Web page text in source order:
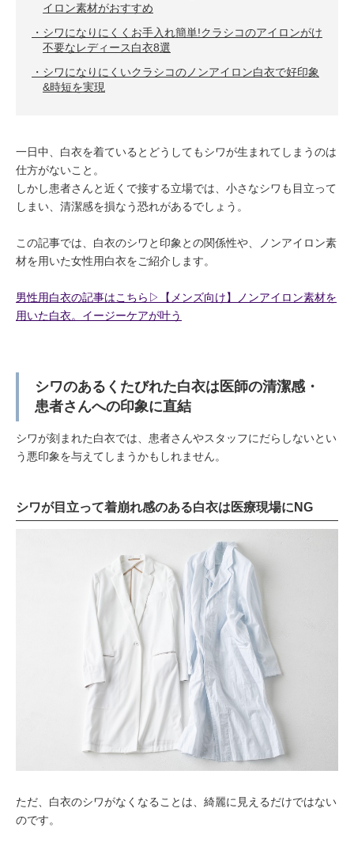
イロン素材がおすすめ
シワになりにくくお手入れ簡単!クラシコのアイロンがけ
不要なレディース白衣8選
シワになりにくいクラシコのノンアイロン白衣で好印象
&時短を実現
一日中、白衣を着ているとどうしてもシワが生まれてしまうのは
仕方がないこと。
しかし患者さんと近くで接する立場では、小さなシワも目立って
しまい、清潔感を損なう恐れがあるでしょう。
この記事では、白衣のシワと印象との関係性や、ノンアイロン素
材を用いた女性用白衣をご紹介します。
男性用白衣の記事はこちら▷【メンズ向け】ノンアイロン素材を
用いた白衣。イージーケアが叶う
シワのあるくたびれた白衣は医師の清潔感・
患者さんへの印象に直結
シワが刻まれた白衣では、患者さんやスタッフにだらしないとい
う悪印象を与えてしまうかもしれません。
シワが目立って着崩れ感のある白衣は医療現場にNG
ただ、白衣のシワがなくなることは、綺麗に見えるだけではない
のです。